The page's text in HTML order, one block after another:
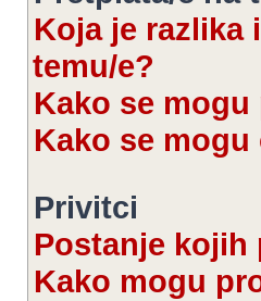
Koja je razlika
temu/e?
Kako se
Kako se
Privitci
Postanje
Kako mogu